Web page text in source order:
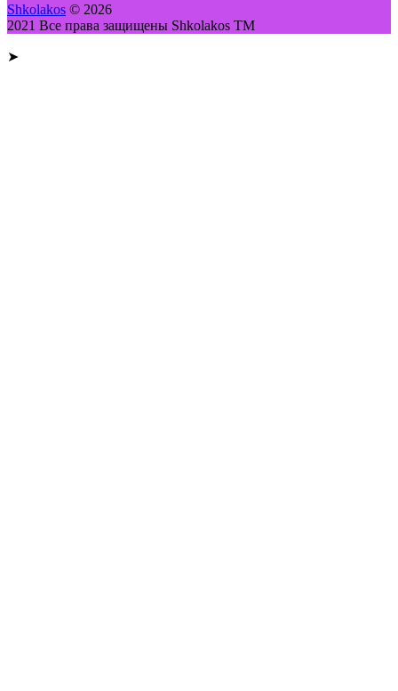
Shkolakos © 2026
2021 Все права защищены Shkolakos TM
➤